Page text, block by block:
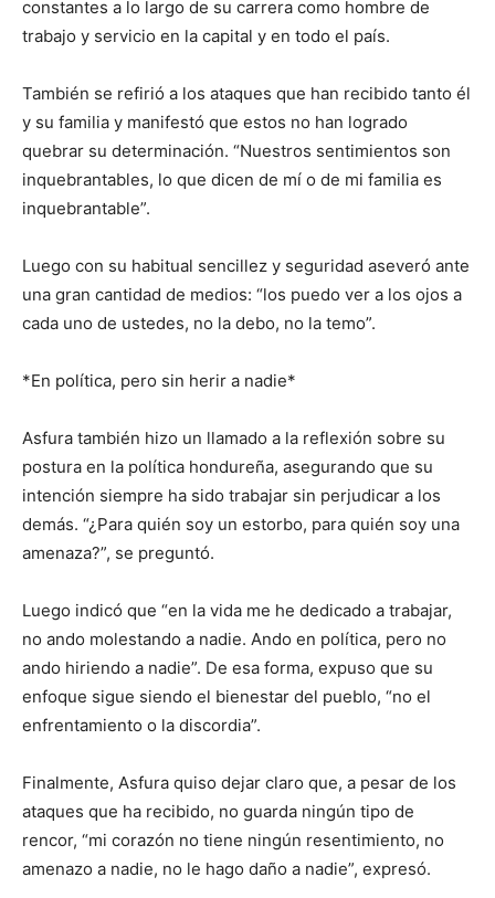
constantes a lo largo de su carrera como hombre de
trabajo y servicio en la capital y en todo el país.
También se refirió a los ataques que han recibido tanto él
y su familia y manifestó que estos no han logrado
quebrar su determinación. “Nuestros sentimientos son
inquebrantables, lo que dicen de mí o de mi familia es
inquebrantable”.
Luego con su habitual sencillez y seguridad aseveró ante
una gran cantidad de medios: “los puedo ver a los ojos a
cada uno de ustedes, no la debo, no la temo”.
*En política, pero sin herir a nadie*
Asfura también hizo un llamado a la reflexión sobre su
postura en la política hondureña, asegurando que su
intención siempre ha sido trabajar sin perjudicar a los
demás. “¿Para quién soy un estorbo, para quién soy una
amenaza?”, se preguntó.
Luego indicó que “en la vida me he dedicado a trabajar,
no ando molestando a nadie. Ando en política, pero no
ando hiriendo a nadie”. De esa forma, expuso que su
enfoque sigue siendo el bienestar del pueblo, “no el
enfrentamiento o la discordia”.
Finalmente, Asfura quiso dejar claro que, a pesar de los
ataques que ha recibido, no guarda ningún tipo de
rencor, “mi corazón no tiene ningún resentimiento, no
amenazo a nadie, no le hago daño a nadie”, expresó.